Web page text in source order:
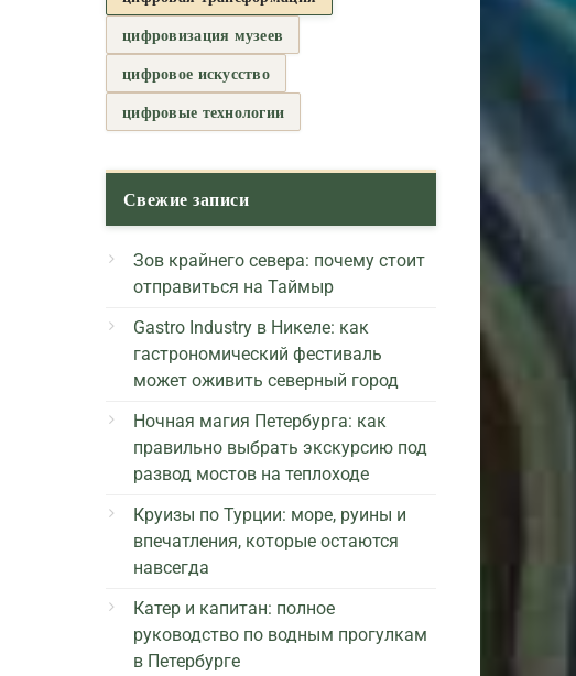
цифровизация музеев
цифровое искусство
цифровые технологии
Свежие записи
Зов крайнего севера: почему стоит
отправиться на Таймыр
Gastro Industry в Никеле: как
гастрономический фестиваль
может оживить северный город
Ночная магия Петербурга: как
правильно выбрать экскурсию под
развод мостов на теплоходе
Круизы по Турции: море, руины и
впечатления, которые остаются
навсегда
Катер и капитан: полное
руководство по водным прогулкам
в Петербурге